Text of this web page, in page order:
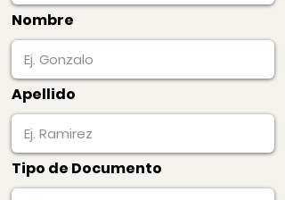
Nombre
Apellido
Tipo de Documento